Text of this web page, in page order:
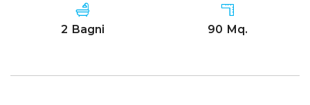
2 Bagni 90 Mq.